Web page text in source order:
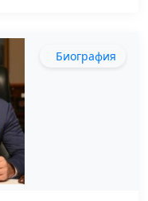
Биография